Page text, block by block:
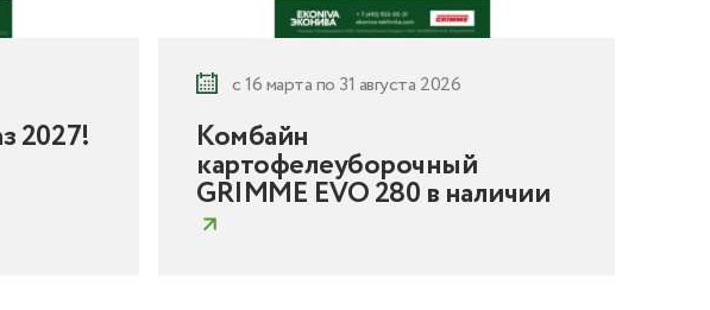
2027!
с 16 марта по 31 августа 2026
Комбайн
картофелеуборочный
GRIMME EVO 280 в наличии